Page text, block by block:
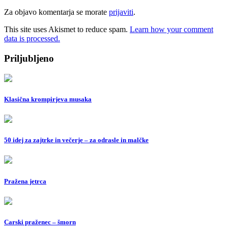
Za objavo komentarja se morate prijaviti.
This site uses Akismet to reduce spam. Learn how your comment
data is processed.
Priljubljeno
Klasična krompirjeva musaka
50 idej za zajtrke in večerje – za odrasle in malčke
Pražena jetrca
Carski praženec – šmorn